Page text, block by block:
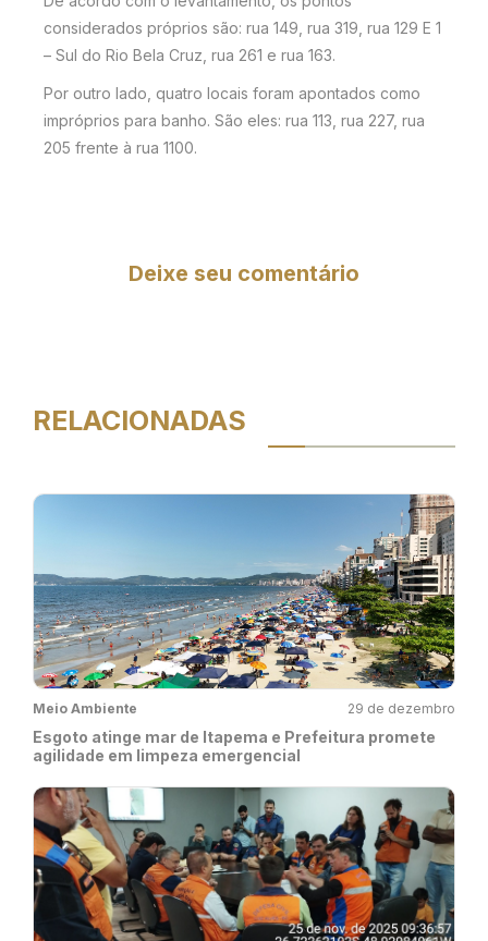
considerados próprios são: rua 149, rua 319, rua 129 E 1
– Sul do Rio Bela Cruz, rua 261 e rua 163.
Por outro lado, quatro locais foram apontados como
impróprios para banho. São eles: rua 113, rua 227, rua
205 frente à rua 1100.
Deixe seu comentário
RELACIONADAS
Meio Ambiente 29 de dezembro
Esgoto atinge mar de Itapema e Prefeitura promete
agilidade em limpeza emergencial